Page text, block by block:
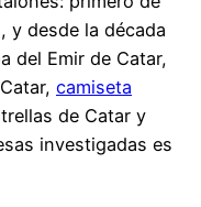
y desde la década
del Emir de Catar,
camiseta
de Catar y
investigadas es